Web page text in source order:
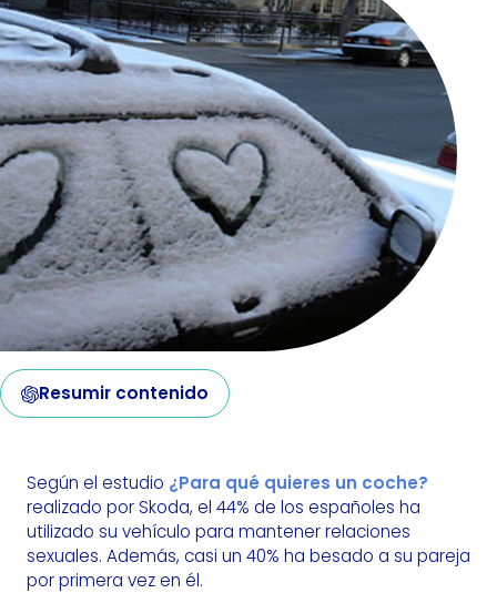
Resumir contenido
Según el estudio ¿Para qué quieres un coche?
realizado por Skoda, el 44% de los españoles ha
utilizado su vehículo para mantener relaciones
sexuales. Además, casi un 40% ha besado a su pareja
por primera vez en él.